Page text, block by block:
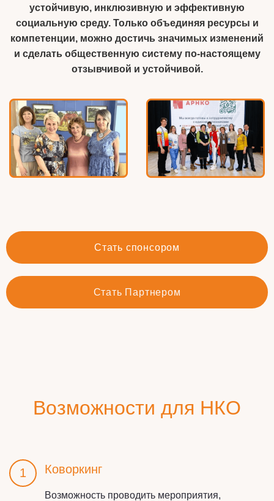
устойчивую, инклюзивную и эффективную
социальную среду. Только объединяя ресурсы и
компетенции, можно достичь значимых изменений
и сделать общественную систему по‑настоящему
отзывчивой и устойчивой.
Стать спонсором
Стать Партнером
Возможности для НКО
1 Коворкинг
Возможность проводить мероприятия,